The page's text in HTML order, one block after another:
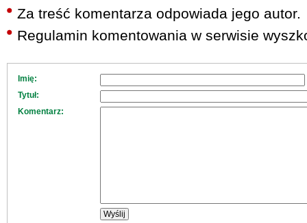
Za treść komentarza odpowiada jego autor.
Regulamin komentowania w serwisie
Imię:
Tytuł:
Komentarz: